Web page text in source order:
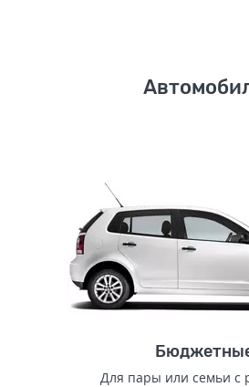
Для пары или семьи с